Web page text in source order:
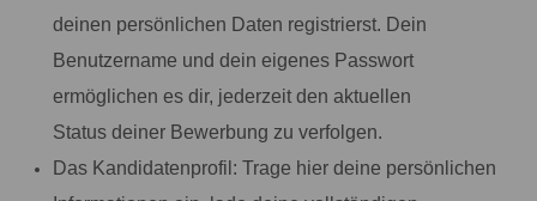
deinen persönlichen Daten registrierst. Dein
Benutzername und dein eigenes Passwort
ermöglichen es dir, jederzeit den aktuellen
Status deiner Bewerbung zu verfolgen.
Das Kandidatenprofil: Trage hier deine persönlichen